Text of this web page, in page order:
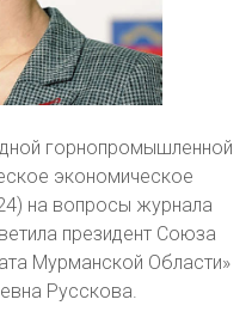
горнопромышленной
экономическое
на вопросы журнала
президент Союза
Мурманской Области»
Русскова.